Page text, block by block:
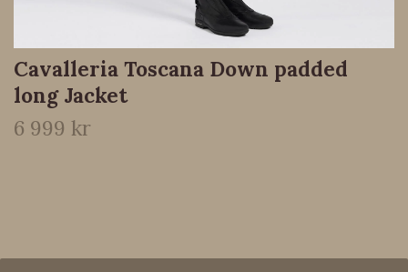
Cavalleria Toscana Down padded
long Jacket
6 999 kr